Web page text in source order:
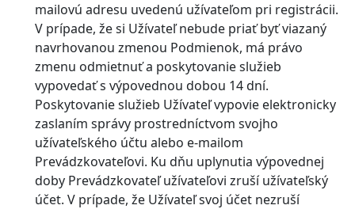
mailovú adresu uvedenú užívateľom pri registrácii.
V prípade, že si Užívateľ nebude priať byť viazaný
navrhovanou zmenou Podmienok, má právo
zmenu odmietnuť a poskytovanie služieb
vypovedať s výpovednou dobou 14 dní.
Poskytovanie služieb Užívateľ vypovie elektronicky
zaslaním správy prostredníctvom svojho
užívateľského účtu alebo e-mailom
Prevádzkovateľovi. Ku dňu uplynutia výpovednej
doby Prevádzkovateľ užívateľovi zruší užívateľský
účet. V prípade, že Užívateľ svoj účet nezruší